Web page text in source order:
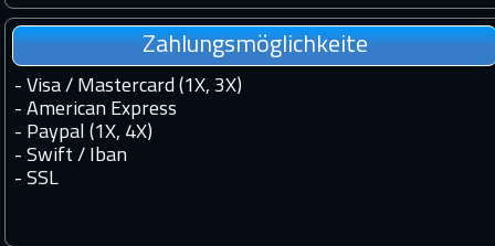
Zahlungsmöglichkeite
- Visa / Mastercard (1X, 3X)
- American Express
- Paypal (1X, 4X)
- Swift / Iban
- SSL